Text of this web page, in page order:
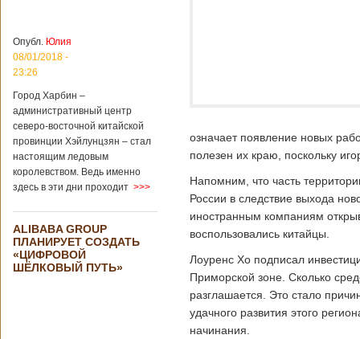
04/02/2020 - 15:45
Третий год
подряд Китай
становится
крупным
торговым
партнером
Германии
Как
свидетельствуют
данные, которые
Федеральным
статистическим
ведомством
Германии, в 2018
Опубл. Юлия
08/01/2018 -
23:26
Город Харбин –
административный центр
северо-восточной китайской
провинции Хэйлунцзян – стал
настоящим ледовым
королевством. Ведь именно
здесь в эти дни проходит >>>
ALIBABA GROUP
ПЛАНИРУЕТ СОЗДАТЬ
«ЦИФРОВОЙ
ШЁЛКОВЫЙ ПУТЬ»
означает появление новых
полезен их краю, поскольку
Напомним, что часть
России в следствие выхода
иностранным компаниям
воспользовались китайцы.
Лоуренс Хо подписал
Приморской зоне. Сколько
разглашается. Это стало
удачного развития этого
начинания.